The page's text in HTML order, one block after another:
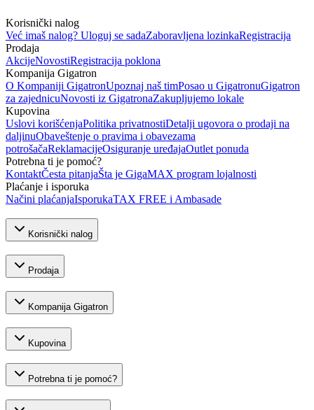
Korisnički nalog
Već imaš nalog? Uloguj se sadaZaboravljena lozinkaRegistracija
Prodaja
AkcijeNovostiRegistracija poklona
Kompanija Gigatron
O Kompaniji GigatronUpoznaj naš timPosao u GigatronuGigatron
za zajednicuNovosti iz GigatronaZakupljujemo lokale
Kupovina
Uslovi korišćenjaPolitika privatnostiDetalji ugovora o prodaji na
daljinuObaveštenje o pravima i obavezama
potrošačaReklamacijeOsiguranje uređajaOutlet ponuda
Potrebna ti je pomoć?
KontaktČesta pitanjaŠta je GigaMAX program lojalnosti
Plaćanje i isporuka
Načini plaćanjaIsporukaTAX FREE i Ambasade
Korisnički nalog
Prodaja
Kompanija Gigatron
Kupovina
Potrebna ti je pomoć?